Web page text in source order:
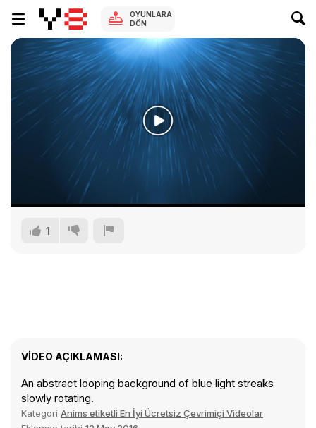
OYUNLARA
DÖN
1
VIDEO AÇIKLAMASI:
An abstract looping background of blue light streaks
slowly rotating.
Kategori Anims etiketli En İyi Ücretsiz Çevrimiçi Videolar